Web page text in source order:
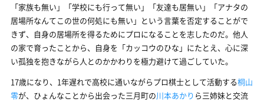
「家族も無い」「学校にも行って無い」「友達も居無い」「アナタの
居場所なんてこの世の何処にも無い」という言葉を否定することがで
きず、自身の居場所を得るためにプロになることを志したのだ。他人
の家で育ったことから、自身を「カッコウのひな」にたとえ、心に深
い孤独を抱きながら人とのかかわりを極力避けて過ごしていた。
17歳になり、1年遅れで高校に通いながらプロ棋士として活動する桐山
零が、ひょんなことから出会った三月町の川本あかり ら三姉妹と交流